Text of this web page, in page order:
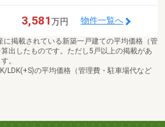
3,581万円 物件一覧へ
掲載されている新築一戸建ての平均価格（管
出したものです。ただし5戸以上の掲載があ
。
LDK(+S)の平均価格（管理費・駐車場代など